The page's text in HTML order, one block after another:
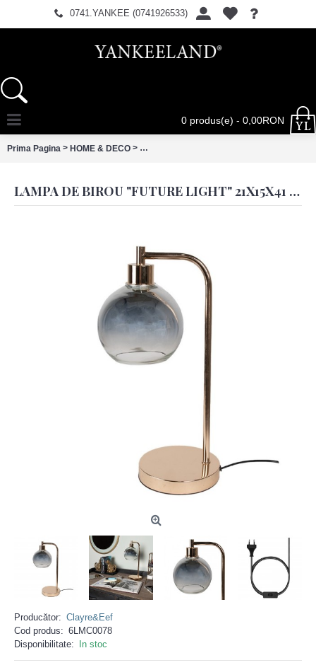
0741.YANKEE (0741926533)
0 produs(e) - 0,00RON
Prima Pagina > HOME & DECO > Lampa de birou "Future Light" 21x15x41
LAMPA DE BIROU "FUTURE LIGHT" 21X15X41 CM E27/MAX 1X60W, CLAYRE & EEF
Producător: Clayre&Eef
Cod produs: 6LMC0078
Disponibilitate:
In stoc